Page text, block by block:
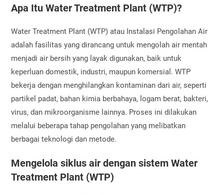
Apa Itu Water Treatment Plant (WTP)?
Water Treatment Plant (WTP) atau Instalasi Pengolahan Air
adalah fasilitas yang dirancang untuk mengolah air mentah
menjadi air bersih yang layak digunakan, baik untuk
keperluan domestik, industri, maupun komersial. WTP
bekerja dengan menghilangkan kontaminan dari air, seperti
partikel padat, bahan kimia berbahaya, logam berat, bakteri,
virus, dan mikroorganisme lainnya. Proses ini dilakukan
melalui beberapa tahap pengolahan yang melibatkan
berbagai teknologi dan metode.
Mengelola siklus air dengan sistem Water
Treatment Plant (WTP)